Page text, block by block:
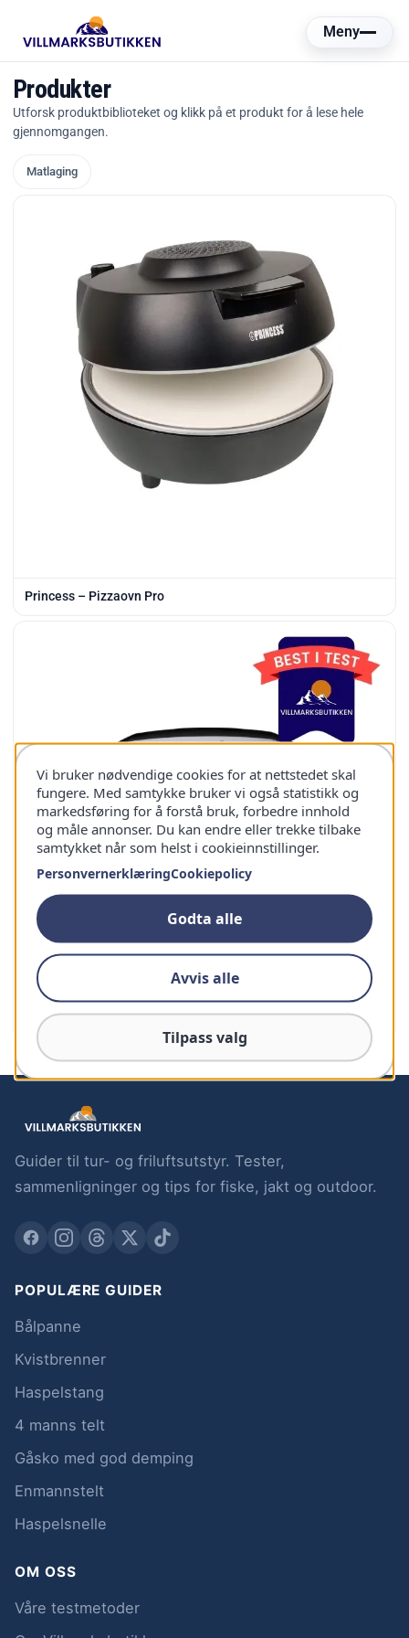
til
innholdet
Meny
Produkter
Utforsk produktbiblioteket og klikk på et produkt for å lese hele
gjennomgangen.
Matlaging
Princess – Pizzaovn Pro
Ooni – Koda 16
Guider til tur- og friluftsutstyr. Tester,
sammenligninger og tips for fiske, jakt og outdoor.
POPULÆRE GUIDER
Bålpanne
Kvistbrenner
Haspelstang
4 manns telt
Gåsko med god demping
Enmannstelt
Haspelsnelle
OM OSS
Våre testmetoder
Vi bruker nødvendige cookies for at nettstedet skal
fungere. Med samtykke bruker vi også statistikk og
markedsføring for å forstå bruk, forbedre innhold
og måle annonser. Du kan endre eller trekke tilbake
samtykket når som helst i cookieinnstillinger.
PersonvernerklæringCookiepolicy
Godta alle
Avvis alle
Tilpass valg